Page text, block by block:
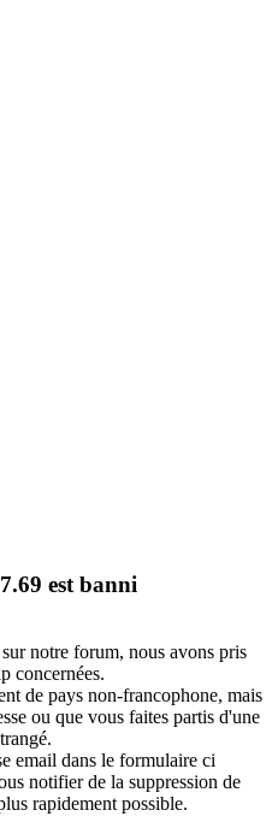
est banni
notre forum, nous avons pris
concernées.
de pays non-francophone, mais
ou que vous faites partis d'une
email dans le formulaire ci
notifier de la suppression de
rapidement possible.